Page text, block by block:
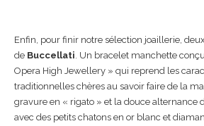
Enfin, pour finir notre sélection joaillerie,
de Buccellati . Un bracelet manchette
Opera High Jewellery » qui reprend les
traditionnelles chères au savoir faire de la
gravure en « rigato » et la douce alternance
avec des petits chatons en or blanc et